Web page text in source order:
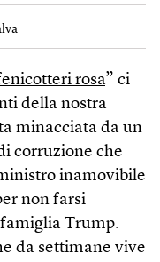
rosa” ci
della nostra
minacciata da un
corruzione che
inamovibile
non farsi
Trump.
da settimane vive